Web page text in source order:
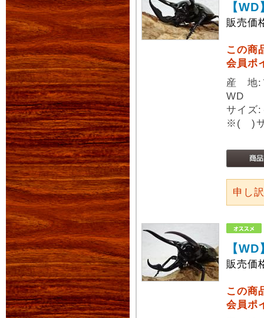
【
販売価
この商
会員ポ
産 地:
WD
サイズ
※( )サ
申し
【
販売価
この商
会員ポ